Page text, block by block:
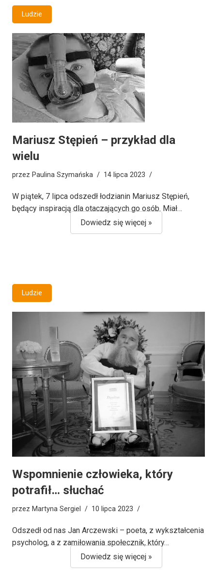
Mariusz Stępień – przykład dla
wielu
przez Paulina Szymańska 14 lipca 2023
Ludzie
W piątek, 7 lipca odszedł łodzianin Mariusz Stępień,
będący inspiracją dla otaczających go osób. Miał…
Dowiedz się więcej »
Wspomnienie człowieka, który
potrafił… słuchać
przez Martyna Sergiel 10 lipca 2023
Ludzie
Odszedł od nas Jan Arczewski – poeta, z wykształcenia
psycholog, a z zamiłowania społecznik, który…
Dowiedz się więcej »